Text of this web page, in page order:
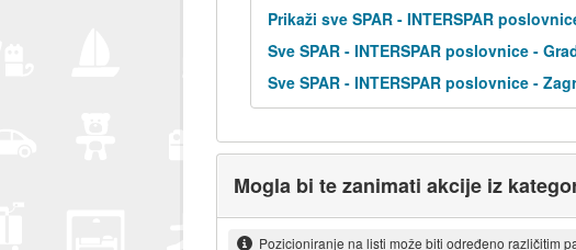
Prikaži sve SPAR - INTERSPAR
Sve SPAR - INTERSPAR poslovnice -
Sve SPAR - INTERSPAR poslovnice -
Mogla bi te zanimati akcije iz
Pozicioniranje na listi može biti određeno različitim